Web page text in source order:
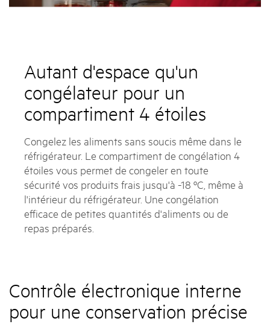
Autant d'espace qu'un
congélateur pour un
compartiment 4 étoiles
Congelez les aliments sans soucis même dans le
réfrigérateur. Le compartiment de congélation 4
étoiles vous permet de congeler en toute
sécurité vos produits frais jusqu'à -18 ºC, même à
l'intérieur du réfrigérateur. Une congélation
efficace de petites quantités d'aliments ou de
repas préparés.
Contrôle électronique interne
pour une conservation précise